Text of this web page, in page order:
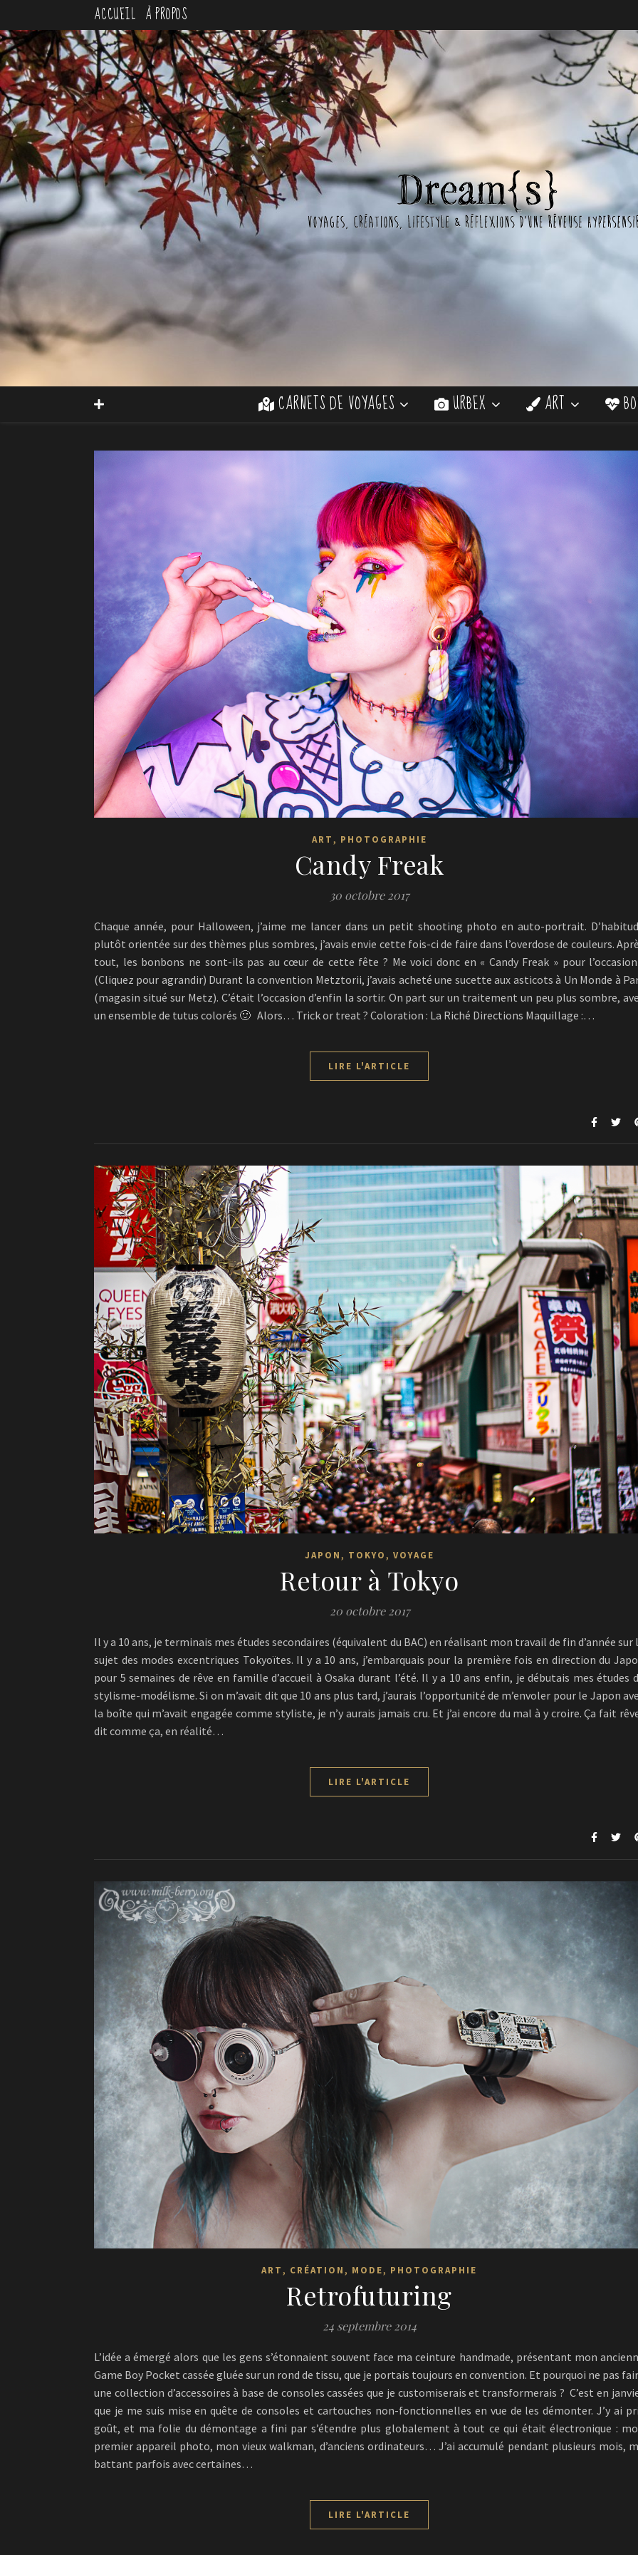
ACCUEIL À PROPOS
CARNETS DE VOYAGES URBEX ART
ART, PHOTOGRAPHIE
Candy Freak
30 octobre 2017
Chaque année, pour Halloween, j’aime me lancer dans un petit shooting photo en auto-portrait.
plutôt orientée sur des thèmes plus sombres, j’avais envie cette fois-ci de faire dans l’overdose de couleurs.
tout, les bonbons ne sont-ils pas au cœur de cette fête ? Me voici donc en « Candy Freak » pour
(Cliquez pour agrandir) Durant la convention Metztorii, j’avais acheté une sucette aux asticots à Un Monde à
(magasin situé sur Metz). C’était l’occasion d’enfin la sortir. On part sur un traitement un peu plus sombre,
un ensemble de tutus colorés 🙂 Alors… Trick or treat ? Coloration : La Riché Directions Maquillage :…
LIRE L'ARTICLE
JAPON , TOKYO , VOYAGE
Retour à Tokyo
20 octobre 2017
Il y a 10 ans, je terminais mes études secondaires (équivalent du BAC) en réalisant mon travail de fin d’année sur
sujet des modes excentriques Tokyoïtes. Il y a 10 ans, j’embarquais pour la première fois en direction du
pour 5 semaines de rêve en famille d’accueil à Osaka durant l’été. Il y a 10 ans enfin, je débutais mes études
stylisme-modélisme. Si on m’avait dit que 10 ans plus tard, j’aurais l’opportunité de m’envoler pour le Japon
la boîte qui m’avait engagée comme styliste, je n’y aurais jamais cru. Et j’ai encore du mal à y croire. Ça fait
dit comme ça, en réalité…
LIRE L'ARTICLE
ART, CRÉATION, MODE, PHOTOGRAPHIE
Retrofuturing
24 septembre 2014
L’idée a émergé alors que les gens s’étonnaient souvent face ma ceinture handmade, présentant mon
Game Boy Pocket cassée gluée sur un rond de tissu, que je portais toujours en convention. Et pourquoi ne pas
une collection d’accessoires à base de consoles cassées que je customiserais et transformerais ? C’est en
que je me suis mise en quête de consoles et cartouches non-fonctionnelles en vue de les démonter. J’y ai
goût, et ma folie du démontage a fini par s’étendre plus globalement à tout ce qui était électronique :
premier appareil photo, mon vieux walkman, d’anciens ordinateurs… J’ai accumulé pendant plusieurs mois,
battant parfois avec certaines…
LIRE L'ARTICLE